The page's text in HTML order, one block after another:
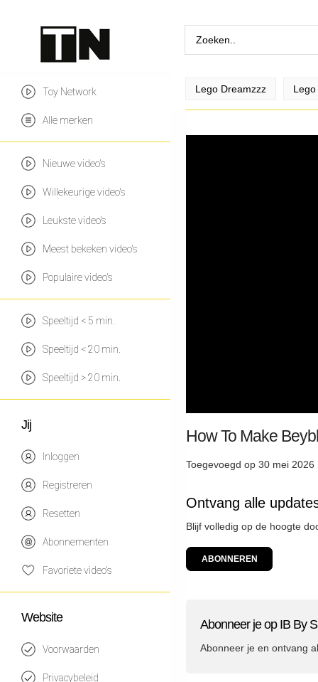
Toy Network
Alle merken
Nieuwe video's
Willekeurige video's
Leukste video's
Meest bekeken video's
Populaire video's
Speeltijd < 5 min.
Speeltijd < 20 min.
Speeltijd > 20 min.
Jij
Inloggen
Registreren
Resetten
Abonnementen
Favoriete video's
Website
Voorwaarden
Privacybeleid
Lego Dreamzzz
How To Make
Toegevoegd op 30 mei
Ontvang alle
Blijf volledig op de hoogte
ABONNEREN
Abonneer je op IB By
Abonneer je en ontvang